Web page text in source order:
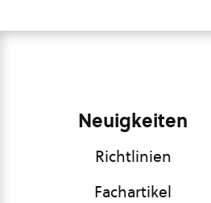
Neuigkeiten
Richtlinien
Fachartikel